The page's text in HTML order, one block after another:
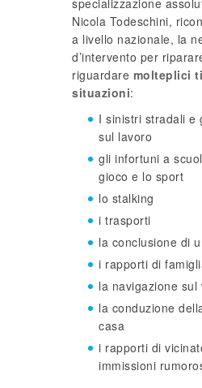
specializzazione
Nicola Todeschini,
a livello nazionale, la
d’intervento per
riguardare molteplici
situazioni:
I sinistri stradali e
sul lavoro
gli infortuni a
gioco e lo sport
lo stalking
i trasporti
la conclusione di
i rapporti di
la navigazione sul
la conduzione
casa
i rapporti di
immissioni